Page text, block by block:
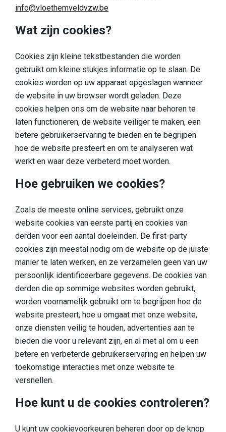
Eten & drinken
Slapen
Bereikbaarheid
Wie zijn wij
Ons gebied
Wetenschappelijk onderzoek
info@vloethemveldvzw.be
Wat zijn cookies?
Cookies zijn kleine tekstbestanden die worden
gebruikt om kleine stukjes informatie op te slaan. De
cookies worden op uw apparaat opgeslagen wanneer
de website in uw browser wordt geladen. Deze
cookies helpen ons om de website naar behoren te
laten functioneren, de website veiliger te maken, een
betere gebruikerservaring te bieden en te begrijpen
hoe de website presteert en om te analyseren wat
werkt en waar deze verbeterd moet worden.
Hoe gebruiken we cookies?
Zoals de meeste online services, gebruikt onze
website cookies van eerste partij en cookies van
derden voor een aantal doeleinden. De first-party
cookies zijn meestal nodig om de website op de juiste
manier te laten werken, en ze verzamelen geen van uw
persoonlijk identificeerbare gegevens. De cookies van
derden die op sommige websites worden gebruikt,
worden voornamelijk gebruikt om te begrijpen hoe de
website presteert, hoe u omgaat met onze website,
onze diensten veilig te houden, advertenties aan te
bieden die voor u relevant zijn, en al met al om u een
betere en verbeterde gebruikerservaring en helpen uw
toekomstige interacties met onze website te
versnellen.
Hoe kunt u de cookies controleren?
U kunt uw cookievoorkeuren beheren door op de knop